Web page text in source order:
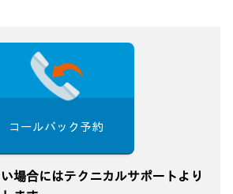
コールバック予約
場合にはテクニカルサポートより